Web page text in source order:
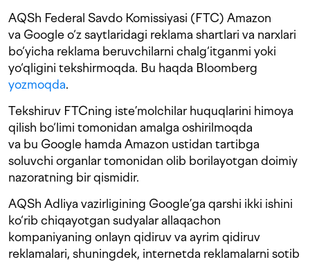
AQSh Federal Savdo Komissiyasi (FTC) Amazon
va Google o‘z saytlaridagi reklama shartlari va narxlari
bo‘yicha reklama beruvchilarni chalg‘itganmi yoki
yo‘qligini tekshirmoqda. Bu haqda Bloomberg
yozmoqda.
Tekshiruv FTCning iste’molchilar huquqlarini himoya
qilish bo‘limi tomonidan amalga oshirilmoqda
va bu Google hamda Amazon ustidan tartibga
soluvchi organlar tomonidan olib borilayotgan doimiy
nazoratning bir qismidir.
AQSh Adliya vazirligining Google’ga qarshi ikki ishini
ko‘rib chiqayotgan sudyalar allaqachon
kompaniyaning onlayn qidiruv va ayrim qidiruv
reklamalari, shuningdek, internetda reklamalarni sotib